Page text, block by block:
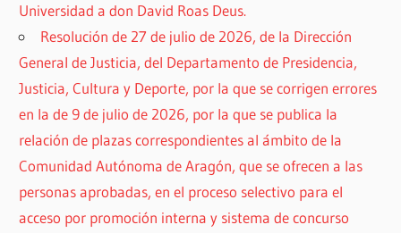
Universidad a don David Roas Deus.
Resolución de 27 de julio de 2026, de la Dirección
General de Justicia, del Departamento de Presidencia,
Justicia, Cultura y Deporte, por la que se corrigen errores
en la de 9 de julio de 2026, por la que se publica la
relación de plazas correspondientes al ámbito de la
Comunidad Autónoma de Aragón, que se ofrecen a las
personas aprobadas, en el proceso selectivo para el
acceso por promoción interna y sistema de concurso